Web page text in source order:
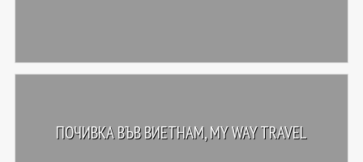
ПОЧИВКА ВЪВ ВИЕТНАМ, MY WAY TRAVEL